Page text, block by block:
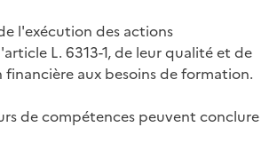
l'exécution des actions
L. 6313-1, de leur qualité et de
aux besoins de formation.
de compétences peuvent conclure